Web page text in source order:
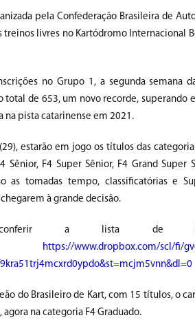
pela Confederação Brasileira de
livres no Kartódromo Internacional
no Grupo 1, a segunda semana
total de 653, um novo recorde, superando
na pista catarinense em 2021.
estarão em jogo os títulos das
Sênior, F4 Super Sênior, F4 Grand
as tomadas tempo, classificatórias e
à grande decisão.
a lista de
https://www.dropbox.com/scl/fi/
do Brasileiro de Kart, com 15 títulos, o
agora na categoria F4 Graduado.